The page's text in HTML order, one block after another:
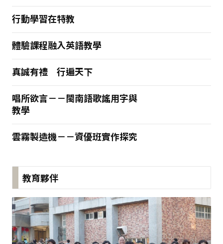
行動學習在特教
體驗課程融入英語教學
真誠有禮 行遍天下
唱所欲言－－閩南語歌謠用字與
教學
雲霧製造機－－資優班實作探究
教育夥伴